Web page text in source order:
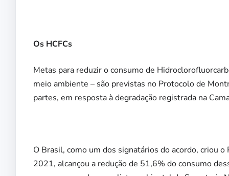
Os HCFCs
Metas para reduzir o consumo de
meio ambiente – são previstas no Protocolo de
partes, em resposta à degradação registrada na
O Brasil, como um dos signatários do acordo, criou
2021, alcançou a redução de 51,6% do consumo